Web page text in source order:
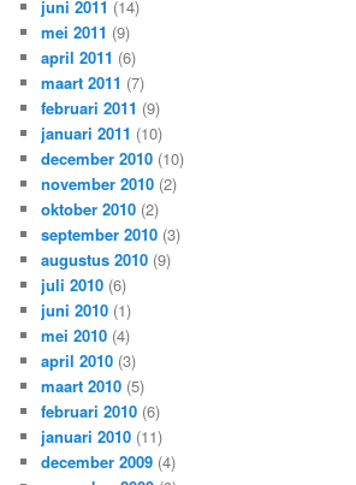
juni 2011 (14)
mei 2011 (9)
april 2011 (6)
maart 2011 (7)
februari 2011 (9)
januari 2011 (10)
december 2010 (10)
november 2010 (2)
oktober 2010 (2)
september 2010 (3)
augustus 2010 (9)
juli 2010 (6)
juni 2010 (1)
mei 2010 (4)
april 2010 (3)
maart 2010 (5)
februari 2010 (6)
januari 2010 (11)
december 2009 (4)